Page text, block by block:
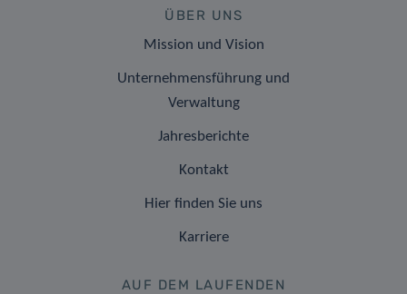
ÜBER UNS
Mission und Vision
Unternehmensführung und
Verwaltung
Jahresberichte
Kontakt
Hier finden Sie uns
Karriere
AUF DEM LAUFENDEN